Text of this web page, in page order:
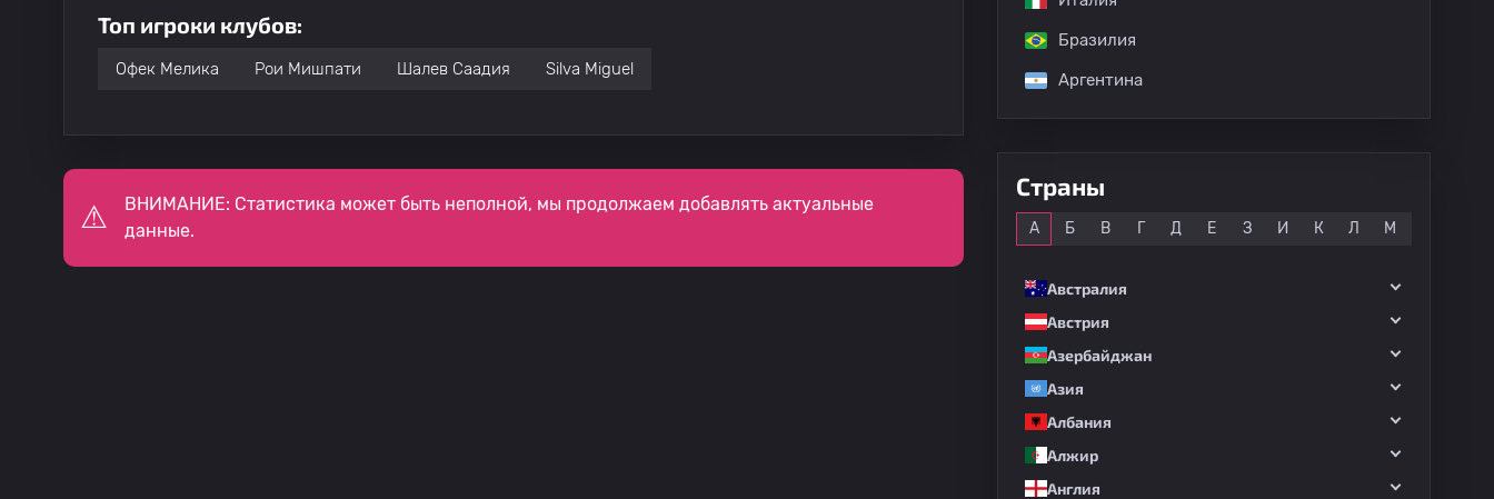
Топ игроки клубов:
Офек Мелика Рои Мишпати Шалев Саадия Silva Miguel
ВНИМАНИЕ: Статистика может быть неполной, мы продолжаем добавлять актуальные
данные.
Бразилия
Аргентина
Страны
А Б В Г Д Е З И К Л М
Австралия
Австрия
Азербайджан
Азия
Албания
Алжир
Англия